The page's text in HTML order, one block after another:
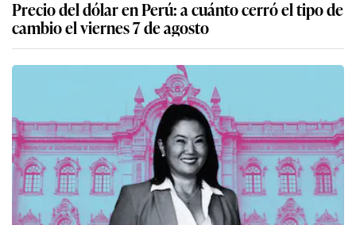
Precio del dólar en Perú: a cuánto cerró el tipo de
cambio el viernes 7 de agosto